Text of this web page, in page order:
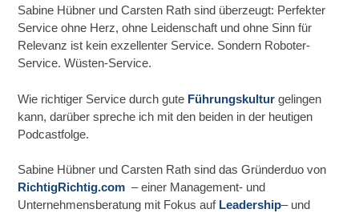
Sabine Hübner und Carsten Rath sind überzeugt: Perfekter
Service ohne Herz, ohne Leidenschaft und ohne Sinn für
Relevanz ist kein exzellenter Service. Sondern Roboter-
Service. Wüsten-Service.
Wie richtiger Service durch gute Führungskulturgelingen
kann, darüber spreche ich mit den beiden in der heutigen
Podcastfolge.
Sabine Hübner und Carsten Rath sind das Gründerduo von
RichtigRichtig.com– einer Management- und
Unternehmensberatung mit Fokus auf Leadership– und